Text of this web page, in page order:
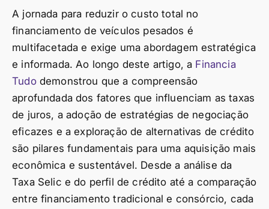
A jornada para reduzir o custo total no
financiamento de veículos pesados é
multifacetada e exige uma abordagem estratégica
e informada. Ao longo deste artigo, a Financia
Tudodemonstrou que a compreensão
aprofundada dos fatores que influenciam as taxas
de juros, a adoção de estratégias de negociação
eficazes e a exploração de alternativas de crédito
são pilares fundamentais para uma aquisição mais
econômica e sustentável. Desde a análise da
Taxa Selic e do perfil de crédito até a comparação
entre financiamento tradicional e consórcio, cada